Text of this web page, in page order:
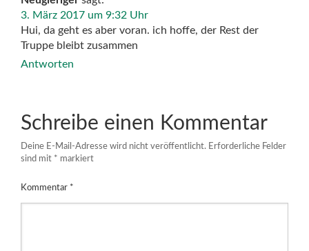
3. März 2017 um 9:32 Uhr
Hui, da geht es aber voran. ich hoffe, der Rest der
Truppe bleibt zusammen
Antworten
Schreibe einen Kommentar
Deine E-Mail-Adresse wird nicht veröffentlicht. Erforderliche Felder
sind mit * markiert
Kommentar *